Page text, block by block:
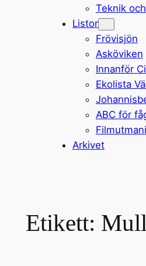
Teknik
Listor
Frövisjön
Asköviken
Innanför
Ekolista
ABC för
Arkivet
Etikett: